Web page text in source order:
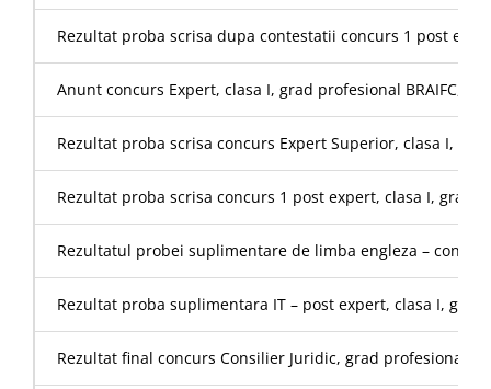
Rezultat proba scrisa dupa contestatii concurs 1 post
Anunt concurs Expert, clasa I, grad profesional BRAIFC,
Rezultat proba scrisa concurs Expert Superior, clasa I,
Rezultat proba scrisa concurs 1 post expert, clasa I, grad
Rezultatul probei suplimentare de limba engleza –
Rezultat proba suplimentara IT – post expert, clasa I,
Rezultat final concurs Consilier Juridic, grad profesional